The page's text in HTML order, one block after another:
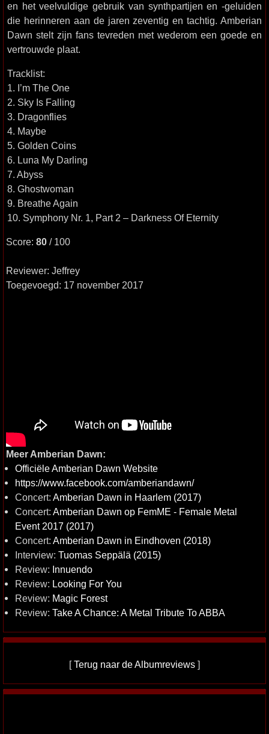
en het veelvuldige gebruik van synthpartijen en -geluiden
die herinneren aan de jaren zeventig en tachtig. Amberian
Dawn stelt zijn fans tevreden met wederom een goede en
vertrouwde plaat.
Tracklist:
1. I’m The One
2. Sky Is Falling
3. Dragonflies
4. Maybe
5. Golden Coins
6. Luna My Darling
7. Abyss
8. Ghostwoman
9. Breathe Again
10. Symphony Nr. 1, Part 2 – Darkness Of Eternity
Score: 80 / 100
Reviewer: Jeffrey
Toegevoegd: 17 november 2017
Meer Amberian Dawn:
Officiële Amberian Dawn Website
https://www.facebook.com/amberiandawn/
Concert: Amberian Dawn in Haarlem (2017)
Concert: Amberian Dawn op FemME - Female Metal
Event 2017 (2017)
Concert: Amberian Dawn in Eindhoven (2018)
Interview: Tuomas Seppälä (2015)
Review: Innuendo
Review: Looking For You
Review: Magic Forest
Review: Take A Chance: A Metal Tribute To ABBA
[Terug naar de Albumreviews ]